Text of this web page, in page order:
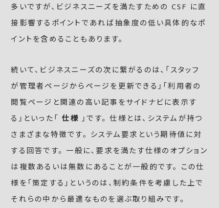
多いですが、ビジネスニーズを満たすための CSF に直
接影響するポイントであれば抽象度の低い具体的なポ
イントを含めることもあります。
続いて、ビジネスニーズの次に繋がるのは、「スタッフ
が管理者ページからページを更新できる」「利用者の
閲覧ページと関連の高い記事をサイドナビに表示す
る」といった「仕様 」です。 仕様とは、システムが持つ
さまざまな特徴です。 システム要求という期待値に対
する回答です。 一般に、要求を満たす仕様のオプション
は複数あるいは無数にあることが一般的です。 この仕
様を「策定する」というのは、制約条件を考慮した上で
それらの中から最適なものを選ぶ取り組みです。